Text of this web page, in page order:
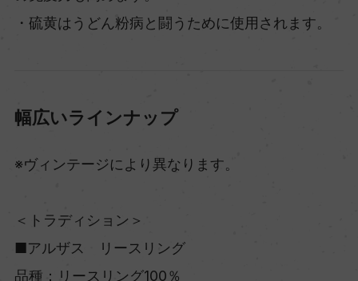
・硫黄はうどん粉病と闘うために使用されます。
幅広いラインナップ
※ヴィンテージにより異なります。
＜トラディション＞
■アルザス リースリング
品種：リースリング100％